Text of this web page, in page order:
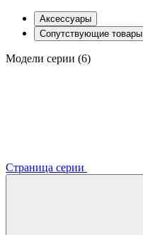
Аксессуары
Сопутствующие товары
Модели серии (6)
Страница серии